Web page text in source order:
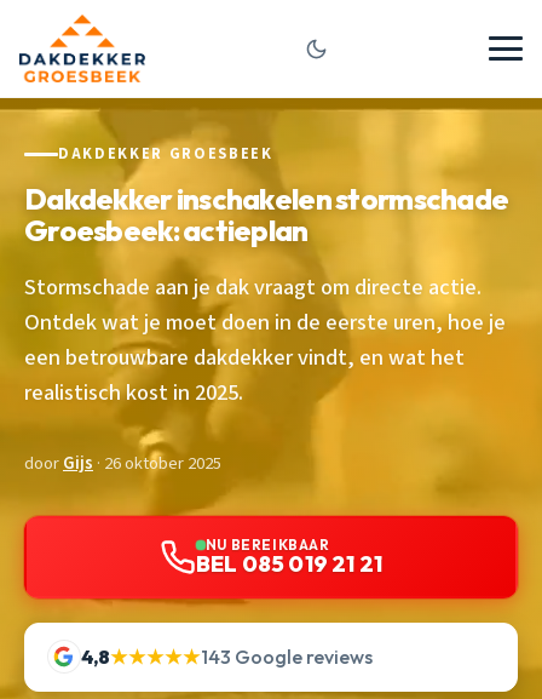
DAKDEKKER GROESBEEK
Dakdekker inschakelen stormschade
Groesbeek: actieplan
Stormschade aan je dak vraagt om directe actie.
Ontdek wat je moet doen in de eerste uren, hoe je
een betrouwbare dakdekker vindt, en wat het
realistisch kost in 2025.
doorGijs · 26 oktober 2025
NU BEREIKBAAR
BEL 085 019 21 21
4,8★★★★★143 Google reviews